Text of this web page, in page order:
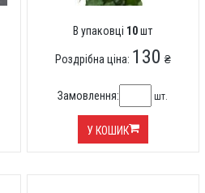
В упаковці 10шт
Роздрібна ціна: 130 ₴
Замовлення: шт.
У КОШИК